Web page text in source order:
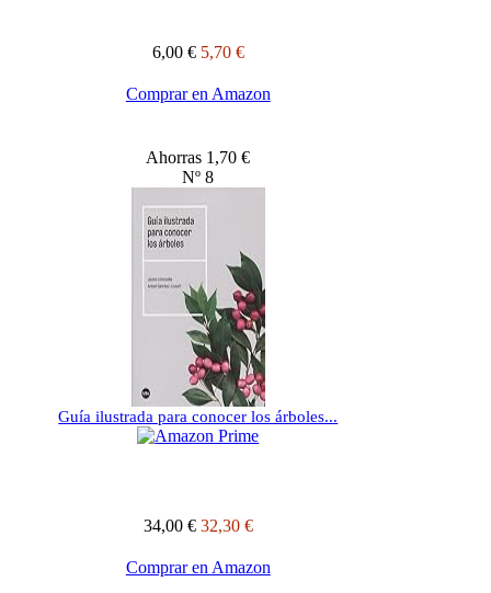
6,00 € 5,70 €
Comprar en Amazon
Ahorras 1,70 €
Nº 8
Guía ilustrada para conocer los árboles...
34,00 € 32,30 €
Comprar en Amazon